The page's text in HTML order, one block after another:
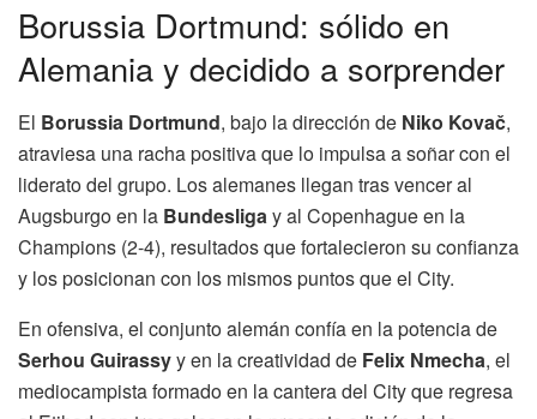
Borussia Dortmund: sólido en
Alemania y decidido a sorprender
El Borussia Dortmund, bajo la dirección de Niko Kovač,
atraviesa una racha positiva que lo impulsa a soñar con el
liderato del grupo. Los alemanes llegan tras vencer al
Augsburgo en la Bundesligay al Copenhague en la
Champions (2-4), resultados que fortalecieron su confianza
y los posicionan con los mismos puntos que el City.
En ofensiva, el conjunto alemán confía en la potencia de
Serhou Guirassyy en la creatividad de Felix Nmecha, el
mediocampista formado en la cantera del City que regresa